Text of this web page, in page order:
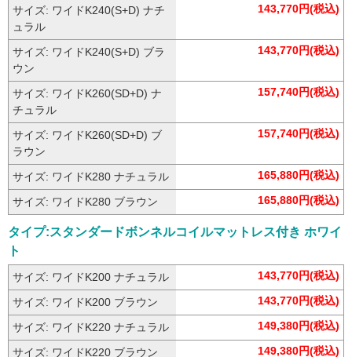
サイズ: ワイドK240(SD×2) ブラ
ウン
143,770円(税込)
サイズ: ワイドK240(S+D) ナチ
ュラル
143,770円(税込)
サイズ: ワイドK240(S+D) ブラ
ウン
143,770円(税込)
サイズ: ワイドK260(SD+D) ナ
チュラル
157,740円(税込)
サイズ: ワイドK260(SD+D) ブ
ラウン
157,740円(税込)
サイズ: ワイドK280 ナチュラル 165,880円(税込)
サイズ: ワイドK280 ブラウン 165,880円(税込)
タイプ:スタンダードボンネルコイルマットレス付き ホワイ
ト
サイズ: ワイドK200 ナチュラル 143,770円(税込)
サイズ: ワイドK200 ブラウン 143,770円(税込)